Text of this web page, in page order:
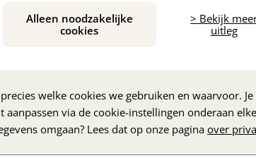
Alleen noodzakelijke
cookies
> Bekijk
uitleg
welke cookies we gebruiken en waarvoor.
via de cookie-instellingen onderaan elke
omgaan? Lees dat op onze pagina over